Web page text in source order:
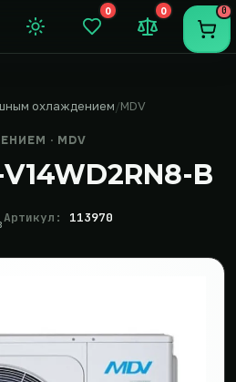
Темная тема
0
Закладки (0)
0
Сравнение
0
охлаждением MDV
· MDV
B
Артикул: 113970